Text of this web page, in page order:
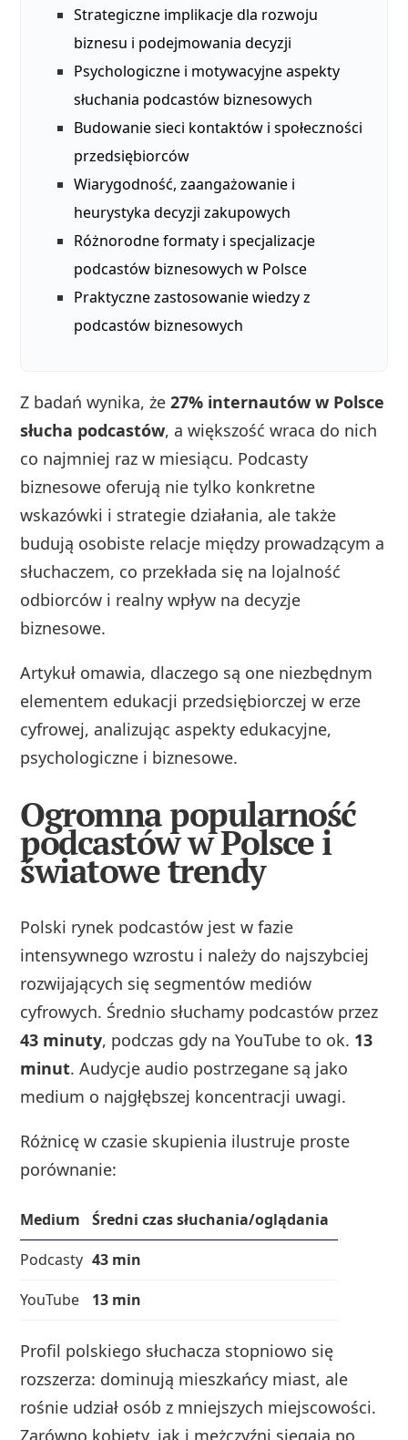
Strategiczne implikacje dla rozwoju
biznesu i podejmowania decyzji
Psychologiczne i motywacyjne aspekty
słuchania podcastów biznesowych
Budowanie sieci kontaktów i społeczności
przedsiębiorców
Wiarygodność, zaangażowanie i
heurystyka decyzji zakupowych
Różnorodne formaty i specjalizacje
podcastów biznesowych w Polsce
Praktyczne zastosowanie wiedzy z
podcastów biznesowych
Z badań wynika, że27% internautów w Polsce
słucha podcastów, a większość wraca do nich
co najmniej raz w miesiącu. Podcasty
biznesowe oferują nie tylko konkretne
wskazówki i strategie działania, ale także
budują osobiste relacje między prowadzącym a
słuchaczem, co przekłada się na lojalność
odbiorców i realny wpływ na decyzje
biznesowe.
Artykuł omawia, dlaczego są one niezbędnym
elementem edukacji przedsiębiorczej w erze
cyfrowej, analizując aspekty edukacyjne,
psychologiczne i biznesowe.
Ogromna popularność
podcastów w Polsce i
światowe trendy
Polski rynek podcastów jest w fazie
intensywnego wzrostu i należy do najszybciej
rozwijających się segmentów mediów
cyfrowych. Średnio słuchamy podcastów przez
43 minuty, podczas gdy na YouTube to ok. 13
minut. Audycje audio postrzegane są jako
medium o najgłębszej koncentracji uwagi.
Różnicę w czasie skupienia ilustruje proste
porównanie:
Medium
Średni czas słuchania/oglądania
Podcasty 43 min
YouTube
13 min
Profil polskiego słuchacza stopniowo się
rozszerza: dominują mieszkańcy miast, ale
rośnie udział osób z mniejszych miejscowości.
Zarówno kobiety, jak i mężczyźni sięgają po